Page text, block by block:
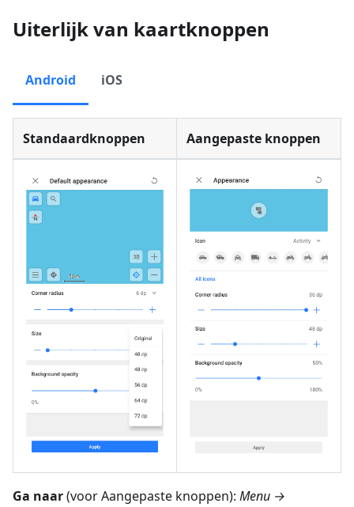
Uiterlijk van kaartknoppen
Android iOS
Standaardknoppen Aangepaste knoppen
Ga naar(voor Aangepaste knoppen): Menu →